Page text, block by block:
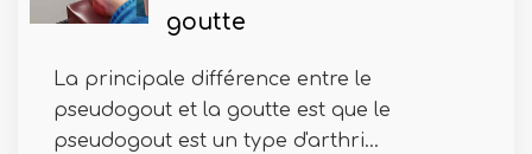
goutte
La principale différence entre le
pseudogout et la goutte est que le
pseudogout est un type d'arthri...